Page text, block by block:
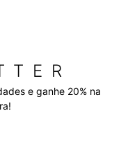
e ganhe 20% na